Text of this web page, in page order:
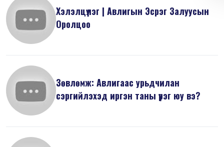
Хэлэлцүүлэг | Авлигын Эсрэг Залуусын
Оролцоо
Зөвлөмж: Авлигаас урьдчилан
сэргийлэхэд иргэн таны үүрэг юу вэ?